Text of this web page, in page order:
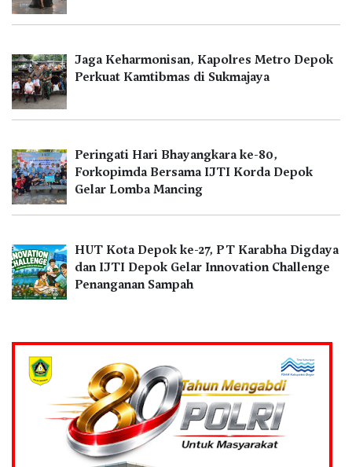
Jaga Keharmonisan, Kapolres Metro Depok
Perkuat Kamtibmas di Sukmajaya
Peringati Hari Bhayangkara ke-80,
Forkopimda Bersama IJTI Korda Depok
Gelar Lomba Mancing
HUT Kota Depok ke-27, PT Karabha Digdaya
dan IJTI Depok Gelar Innovation Challenge
Penanganan Sampah